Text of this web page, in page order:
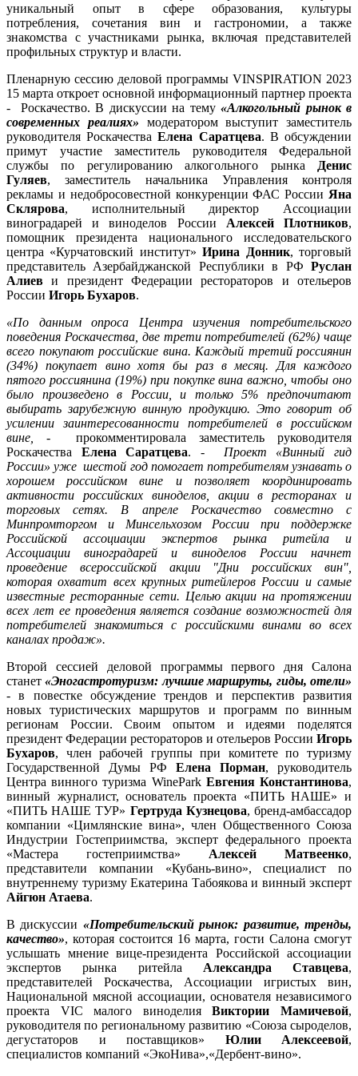
уникальный опыт в сфере образования, культуры
потребления, сочетания вин и гастрономии, а также
знакомства с участниками рынка, включая представителей
профильных структур и власти.
Пленарную сессию деловой программы VINSPIRATION 2023
15 марта откроет основной информационный партнер проекта
- Роскачество. В дискуссии на тему«Алкогольный рынок в
современных реалиях» модератором выступит заместитель
руководителя РоскачестваЕлена Саратцева. В обсуждении
примут участие заместитель руководителя Федеральной
службы по регулированию алкогольного рынка
Денис
Гуляев, заместитель начальника Управления контроля
рекламы и недобросовестной конкуренции ФАС России Яна
Склярова, исполнительный директор Ассоциации
виноградарей и виноделов России Алексей Плотников,
помощник президента национального исследовательского
центра «Курчатовский институт»Ирина Донник, торговый
представитель Азербайджанской Республики в РФ Руслан
Алиеви президент Федерации рестораторов и отельеров
России Игорь Бухаров.
«По данным опроса Центра изучения потребительского
поведения Роскачества, две трети потребителей (62%) чаще
всего покупают российские вина. Каждый третий россиянин
(34%) покупает вино хотя бы раз в месяц. Для каждого
пятого россиянина (19%) при покупке вина важно, чтобы оно
было произведено в России, и только 5% предпочитают
выбирать зарубежную винную продукцию. Это говорит об
усилении заинтересованности потребителей в российском
вине,
- прокомментировала заместитель руководителя
Роскачества Елена Саратцева. - Проект «Винный гид
России» уже шестой год помогает потребителям узнавать о
хорошем российском вине и позволяет координировать
активности российских виноделов, акции в ресторанах и
торговых сетях. В апреле Роскачество совместно с
Минпромторгом и Минсельхозом России при поддержке
Российской ассоциации экспертов рынка ритейла и
Ассоциации виноградарей и виноделов России начнет
проведение всероссийской акции "Дни российских вин",
которая охватит всех крупных ритейлеров России и самые
известные ресторанные сети. Целью акции на протяжении
всех лет ее проведения является создание возможностей для
потребителей знакомиться с российскими винами во всех
каналах продаж».
Второй сессией деловой программы первого дня Салона
станет «Эногастротуризм: лучшие маршруты, гиды, отели»
- в повестке обсуждение трендов и перспектив развития
новых туристических маршрутов и программ по винным
регионам России. Своим опытом и идеями поделятся
президент Федерации рестораторов и отельеров России Игорь
Бухаров, член рабочей группы при комитете по туризму
Государственной Думы РФ Елена Порман, руководитель
Центра винного туризма WinePark Евгения Константинова,
винный журналист, основатель проекта «ПИТЬ НАШЕ» и
«ПИТЬ НАШЕ ТУР» Гертруда Кузнецова, бренд-амбассадор
компании «Цимлянские вина», член Общественного Союза
Индустрии Гостеприимства, эксперт федерального проекта
«Мастера гостеприимства» Алексей Матвеенко,
представители компании «Кубань-вино», специалист по
внутреннему туризму Екатерина Табоякова и винный эксперт
Айгюн Атаева.
В дискуссии «Потребительский рынок: развитие, тренды,
качество», которая состоится 16 марта, гости Салона смогут
услышать мнение вице-президента Российской ассоциации
экспертов рынка ритейла Александра Ставцева,
представителей Роскачества, Ассоциации игристых вин,
Национальной мясной ассоциации, основателя независимого
проекта VIC малого виноделияВиктории Мамичевой,
руководителя по региональному развитию «Союза сыроделов,
дегустаторов и поставщиков» Юлии Алексеевой,
специалистов компаний «ЭкоНива»,«Дербент-вино».